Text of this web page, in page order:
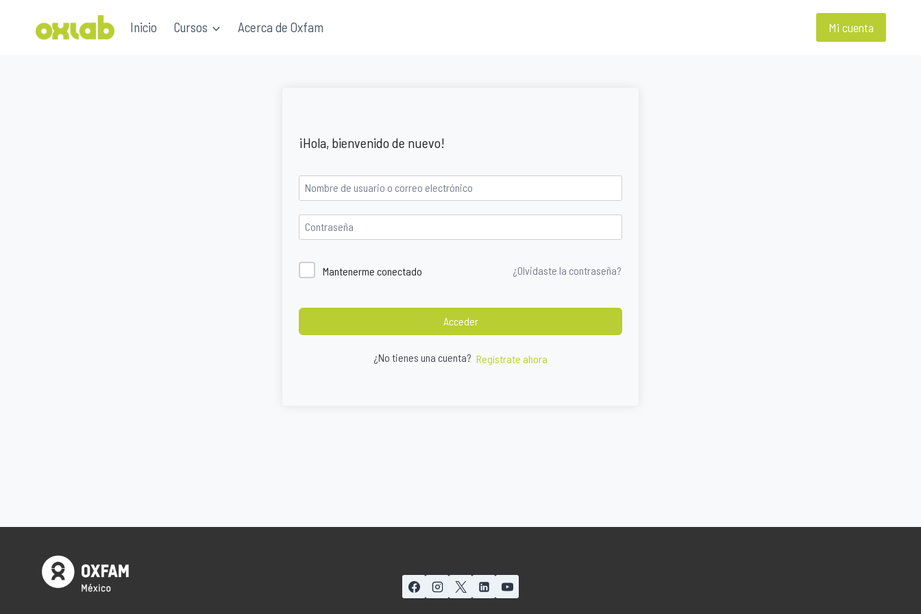
Inicio Cursos Acerca de Oxfam Mi cuenta
¡Hola, bienvenido de nuevo!
Mantenerme conectado ¿Olvidaste la contraseña?
Acceder
¿No tienes una cuenta? Regístrate ahora